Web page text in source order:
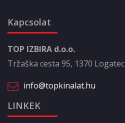
Kapcsolat
TOP IZBIRA d.o.o.
Tržaška cesta 95, 1370 Logatec
info@topkinalat.hu
LINKEK